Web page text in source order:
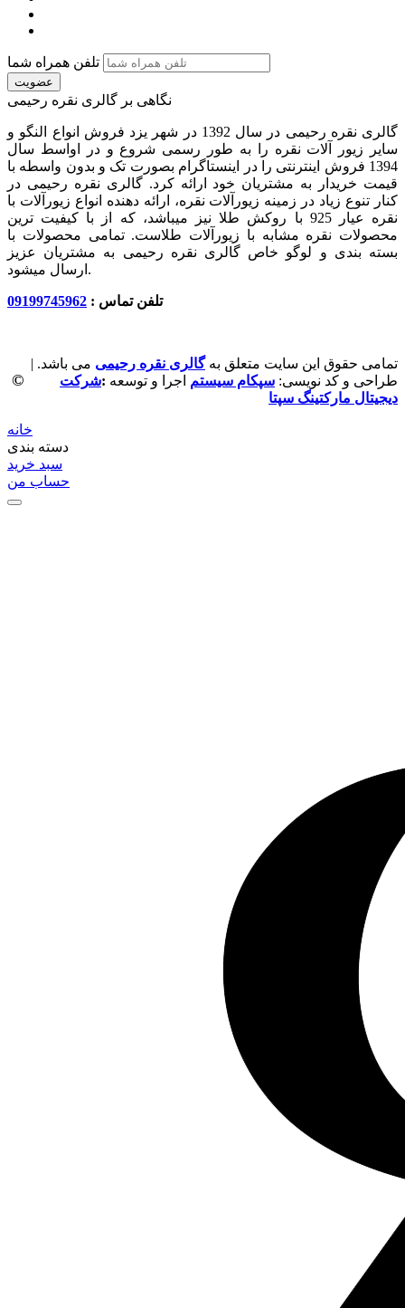
تلفن همراه شما
عضویت
نگاهی بر گالری نقره رحیمی
گالری نقره رحیمی در سال 1392 در شهر یزد فروش انواع النگو و
سایر زیور آلات نقره را به طور رسمی شروع و در اواسط سال
1394 فروش اینترنتی را در اینستاگرام بصورت تک و بدون واسطه با
قیمت خریدار به مشتریان خود ارائه کرد. گالری نقره رحیمی در
کنار تنوع زیاد در زمینه زیورآلات نقره، ارائه دهنده انواع زیورآلات با
نقره عیار 925 با روکش طلا نیز میباشد، که از با کیفیت‏ ترین
محصولات نقره مشابه با زیورآلات طلاست. تمامی محصولات با
بسته بندی و لوگو خاص گالری نقره رحیمی به مشتریان عزیز
ارسال میشود.
تلفن تماس : 09199745962
©
تمامی حقوق این سایت متعلق بهگالری نقره رحیمی می باشد. |
طراحی و کد نویسی: سپکام سیستم اجرا و توسعه :شرکت
دیجیتال مارکتینگ سپتا
خانه
دسته بندی
سبد خرید
حساب من